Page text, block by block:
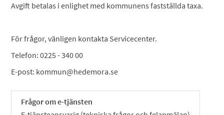
Avgift betalas i enlighet med kommunens fastställda taxa.
För frågor, vänligen kontakta Servicecenter.
Telefon: 0225 - 340 00
E-post: kommun@hedemora.se
Frågor om e-tjänsten